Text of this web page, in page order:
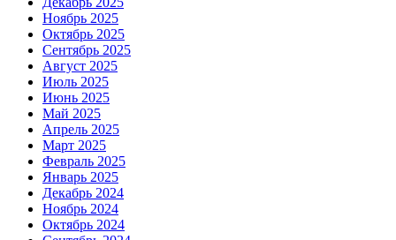
Ноябрь 2025
Октябрь 2025
Сентябрь 2025
Август 2025
Июль 2025
Июнь 2025
Май 2025
Апрель 2025
Март 2025
Февраль 2025
Январь 2025
Декабрь 2024
Ноябрь 2024
Октябрь 2024